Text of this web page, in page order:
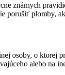
známych
porušiť plomby,
osoby, o ktorej
alebo na